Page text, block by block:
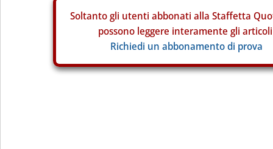
Soltanto gli utenti abbonati alla Staffetta
possono leggere interamente gli
Richiedi un abbonamento di prova